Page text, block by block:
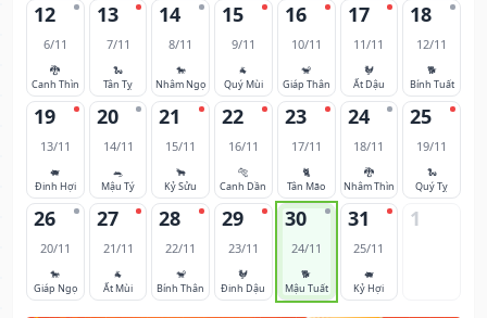
12
6/11
🐉
Canh Thìn
13
7/11
🐍
Tân Tỵ
14
8/11
🐎
Nhâm Ngọ
15
9/11
🐐
Quý Mùi
16
10/11
🐒
Giáp Thân
17
11/11
🐓
Ất Dậu
18
12/11
🐕
Bính Tuất
19
13/11
🐖
Đinh Hợi
20
14/11
🐀
Mậu Tý
21
15/11
🐂
Kỷ Sửu
22
16/11
🐅
Canh Dần
23
17/11
🐈
Tân Mão
24
18/11
🐉
Nhâm Thìn
25
19/11
🐍
Quý Tỵ
26
20/11
🐎
Giáp Ngọ
27
21/11
🐐
Ất Mùi
28
22/11
🐒
Bính Thân
29
23/11
🐓
Đinh Dậu
30
24/11
🐕
Mậu Tuất
31
25/11
🐖
Kỷ Hợi
1